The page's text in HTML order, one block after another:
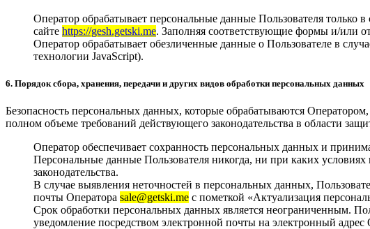
Оператор обрабатывает персональные данные Пользователя только
сайте https://gesh.getski.me. Заполняя соответствующие формы и/или
Оператор обрабатывает обезличенные данные о Пользователе в
технологии JavaScript).
6. Порядок сбора, хранения, передачи и других видов обработки персональных данных
Безопасность персональных данных, которые обрабатываются
полном объеме требований действующего законодательства в области
Оператор обеспечивает сохранность персональных данных и
Персональные данные Пользователя никогда, ни при каких
законодательства.
В случае выявления неточностей в персональных данных,
почты Оператора sale@getski.me с пометкой «Актуализация
Срок обработки персональных данных является неограниченным.
уведомление посредством электронной почты на электронный адрес